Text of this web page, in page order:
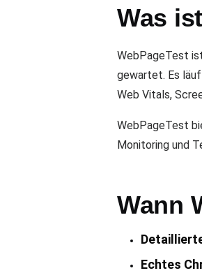
Was
WebPageTest
gewartet. Es
Web Vitals,
WebPageTest
Monitoring und
Wann
Echtes